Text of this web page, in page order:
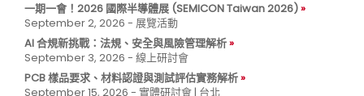
一期一會！2026 國際半導體展 (SEMICON Taiwan 2026)
September 2, 2026 - 展覽活動
AI 合規新挑戰：法規、安全與風險管理解析
September 3, 2026 - 線上研討會
PCB 樣品要求、材料認證與測試評估實務解析
September 15, 2026 - 實體研討會 | 台北